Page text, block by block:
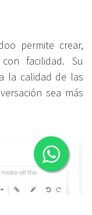
permite crear,
facilidad. Su
la calidad de las
sea más